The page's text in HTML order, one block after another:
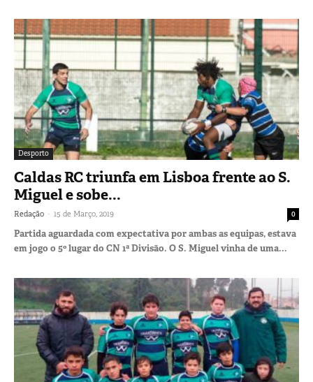
Desporto
Caldas RC triunfa em Lisboa frente ao S.
Miguel e sobe...
Redação - 15 de Março, 2019 0
Partida aguardada com expectativa por ambas as equipas, estava
em jogo o 5º lugar do CN 1ª Divisão. O S. Miguel vinha de uma...